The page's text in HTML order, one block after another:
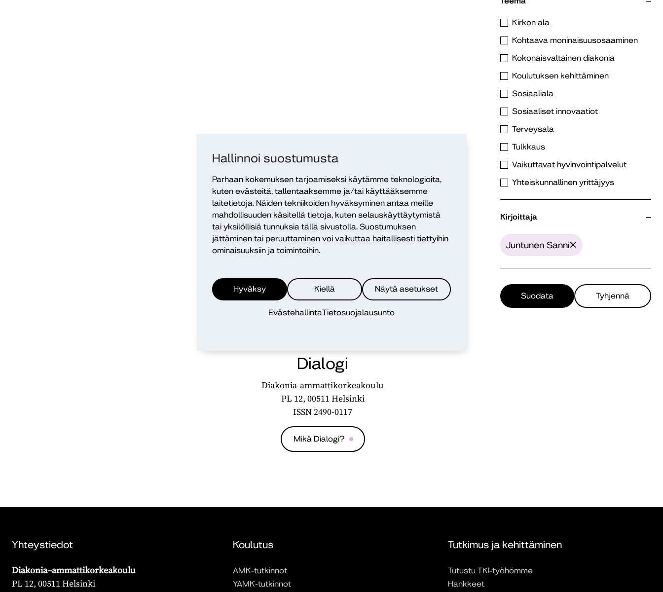
Hallinnoi suostumusta
Parhaan kokemuksen tarjoamiseksi käytämme teknologioita,
kuten evästeitä, tallentaaksemme ja/tai käyttääksemme
laitetietoja. Näiden tekniikoiden hyväksyminen antaa meille
mahdollisuuden käsitellä tietoja, kuten selauskäyttäytymistä
tai yksilöllisiä tunnuksia tällä sivustolla. Suostumuksen
jättäminen tai peruuttaminen voi vaikuttaa haitallisesti tiettyihin
ominaisuuksiin ja toimintoihin.
Hyväksy Kiellä Näytä asetukset
EvästehallintaTietosuojalausunto
Kirkon ala
Kohtaava moninaisuusosaaminen
Kokonaisvaltainen diakonia
Koulutuksen kehittäminen
Sosiaaliala
Sosiaaliset innovaatiot
Terveysala
Tulkkaus
Vaikuttavat hyvinvointipalvelut
Yhteiskunnallinen yrittäjyys
Kirjoittaja
Juntunen Sanni
Suodata Tyhjennä
Dialogi
Diakonia-ammattikorkeakoulu
PL 12, 00511 Helsinki
ISSN 2490-0117
Mikä Dialogi?
Yhteystiedot
Diakonia–ammattikorkeakoulu
PL 12, 00511 Helsinki
Koulutus
AMK-tutkinnot
YAMK-tutkinnot
Tutkimus ja kehittäminen
Tutustu TKI-työhömme
Hankkeet